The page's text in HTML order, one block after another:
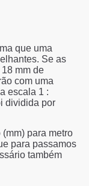
que uma
Se as
mm de
com uma
escala 1 :
dividida por
para metro
para passamos
também